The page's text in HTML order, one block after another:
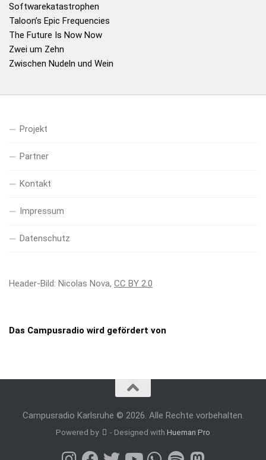
Softwarekatastrophen
Taloon’s Epic Frequencies
The Future Is Now Now
Zwei um Zehn
Zwischen Nudeln und Wein
Projekt
Partner
Kontakt
Impressum
Datenschutz
Header-Bild: Nicolas Nova, CC BY 2.0
Das Campusradio wird gefördert von
Campusradio Karlsruhe © 2026. Alle Rechte vorbehalten.
Powered by - Designed withHueman Pro